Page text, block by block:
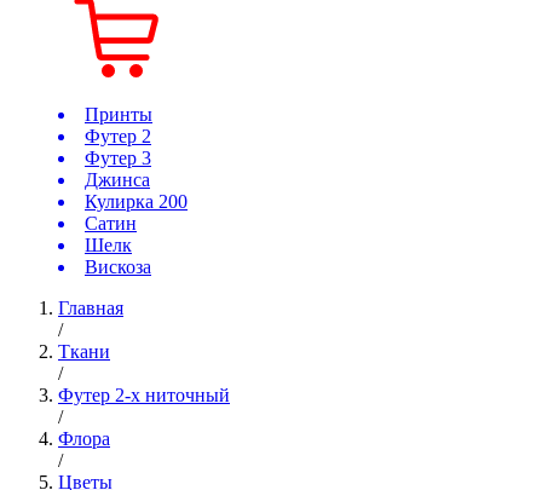
Принты
Футер 2
Футер 3
Джинса
Кулирка 200
Сатин
Шелк
Вискоза
Главная
/
Ткани
/
Футер 2-х ниточный
/
Флора
/
Цветы